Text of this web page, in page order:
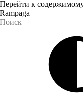
Перейти к
Rampaga